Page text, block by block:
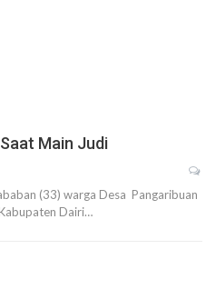
Main Judi
(33) warga Desa Pangaribuan
Dairi…